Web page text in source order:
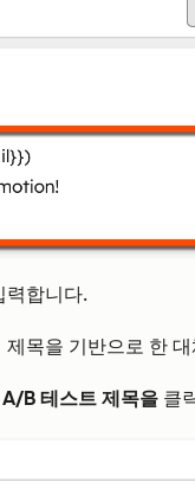
력합니다.
목을 기반으로 한
A/B 테스트 제목을 클